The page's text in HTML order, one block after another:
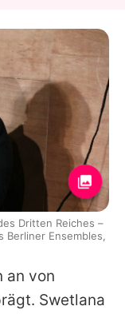
an von
Swetlana
Dritten Reiches –
Berliner Ensembles,